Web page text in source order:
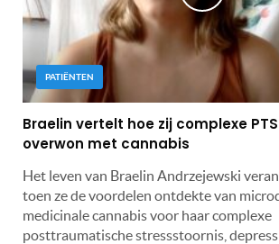
PATIËNTEN
Braelin vertelt hoe zij complexe
overwon met cannabis
Het leven van Braelin Andrzejewski
toen ze de voordelen ontdekte van
medicinale cannabis voor haar complexe
posttraumatische stressstoornis,